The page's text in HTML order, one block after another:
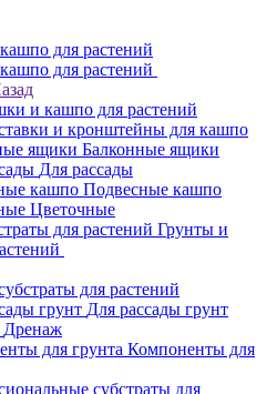
для растений
для растений
и кашпо для растений
и кронштейны для кашпо
Балконные ящики
Для рассады
Подвесные кашпо
Цветочные
Грунты и
для растений
Для рассады грунт
Дренаж
Компоненты для